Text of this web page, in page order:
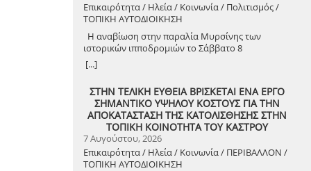
Επικαιρότητα / Ηλεία / Κοινωνία / Πολιτισμός /
ΤΟΠΙΚΗ ΑΥΤΟΔΙΟΙΚΗΣΗ
Η αναβίωση στην παραλία Μυρσίνης των
ιστορικών ιπποδρομιών το Σάββατο 8
Αυγούστου 2026
[...]
ΣΤΗΝ ΤΕΛΙΚΗ ΕΥΘΕΙΑ ΒΡΙΣΚΕΤΑΙ ΕΝΑ ΕΡΓΟ
ΣΗΜΑΝΤΙΚΟ ΥΨΗΛΟΥ ΚΟΣΤΟΥΣ ΓΙΑ ΤΗΝ
ΑΠΟΚΑΤΑΣΤΑΣΗ ΤΗΣ ΚΑΤΟΛΙΣΘΗΣΗΣ ΣΤΗΝ
ΤΟΠΙΚΗ ΚΟΙΝΟΤΗΤΑ ΤΟΥ ΚΑΣΤΡΟΥ
7 Αυγούστου, 2026
Επικαιρότητα / Ηλεία / Κοινωνία / ΠΕΡΙΒΑΛΛΟΝ /
ΤΟΠΙΚΗ ΑΥΤΟΔΙΟΙΚΗΣΗ